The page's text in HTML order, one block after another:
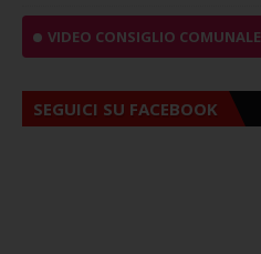
VIDEO CONSIGLIO COMUNALE
SEGUICI SU FACEBOOK